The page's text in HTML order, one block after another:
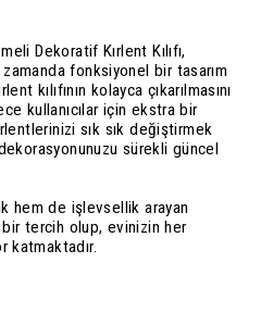
Dekoratif Kırlent Kılıfı,
fonksiyonel bir tasarım
kılıfının kolayca çıkarılmasını
kullanıcılar için ekstra bir
sık sık değiştirmek
sürekli güncel
hem de işlevsellik arayan
bir tercih olup, evinizin her
katmaktadır.